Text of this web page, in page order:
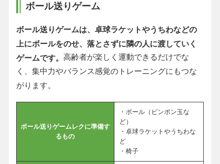
ボール送りゲーム
ボール送りゲームは、卓球ラケットやうちわなどの
上にボールをのせ、落とさずに隣の人に渡していく
ゲームです。 高齢者が楽しく運動できるだけでな
く、集中力やバランス感覚のトレーニングにもつな
がります。
ボール送りゲームレクに準備す
るもの
・ボール（ピンポン玉な
ど）
・卓球ラケットやうちわな
ど
・椅子